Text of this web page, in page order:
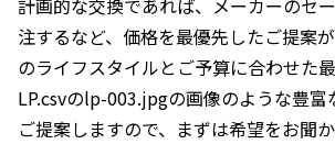
計画的な交換であれば、メーカーのセ
注するなど、価格を最優先したご提案
のライフスタイルとご予算に合わせた
LP.csvのlp-003.jpgの画像のような豊富
ご提案しますので、まずは希望をお聞